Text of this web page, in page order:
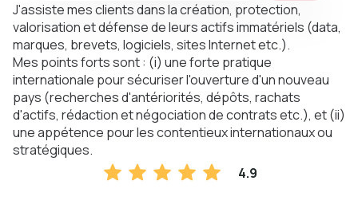
J'assiste mes clients dans la création, protection,
valorisation et défense de leurs actifs immatériels (data,
marques, brevets, logiciels, sites Internet etc.).
Mes points forts sont : (i) une forte pratique
internationale pour sécuriser l'ouverture d'un nouveau
pays (recherches d'antériorités, dépôts, rachats
d'actifs, rédaction et négociation de contrats etc.), et (ii)
une appétence pour les contentieux internationaux ou
stratégiques.
4.9